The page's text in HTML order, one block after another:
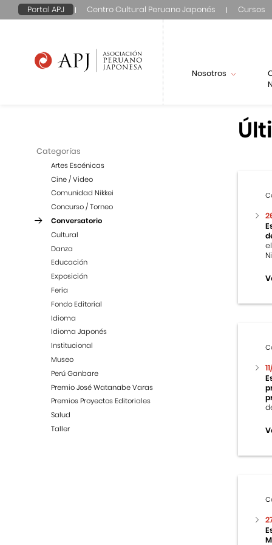
Portal APJ Centro Cultural Peruano Japonés Cursos
Nosotros
Categorías
Artes Escénicas
Cine / Video
Comunidad Nikkei
Concurso / Torneo
Conversatorio
Cultural
Danza
Educación
Exposición
Feria
Fondo Editorial
Idioma
Idioma Japonés
Institucional
Museo
Perú Ganbare
Premio José Watanabe Varas
Premios Proyectos Editoriales
Salud
Taller